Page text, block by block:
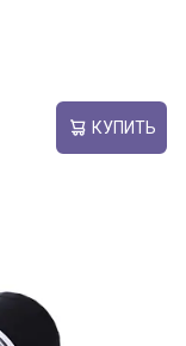
КУПИТЬ